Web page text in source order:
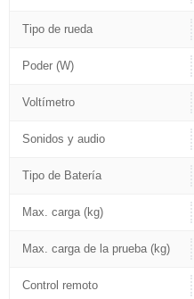
Tipo de rueda
Poder (W)
Voltímetro
Sonidos y audio
Tipo de Batería
Max. carga (kg)
Max. carga de la prueba (kg)
Control remoto